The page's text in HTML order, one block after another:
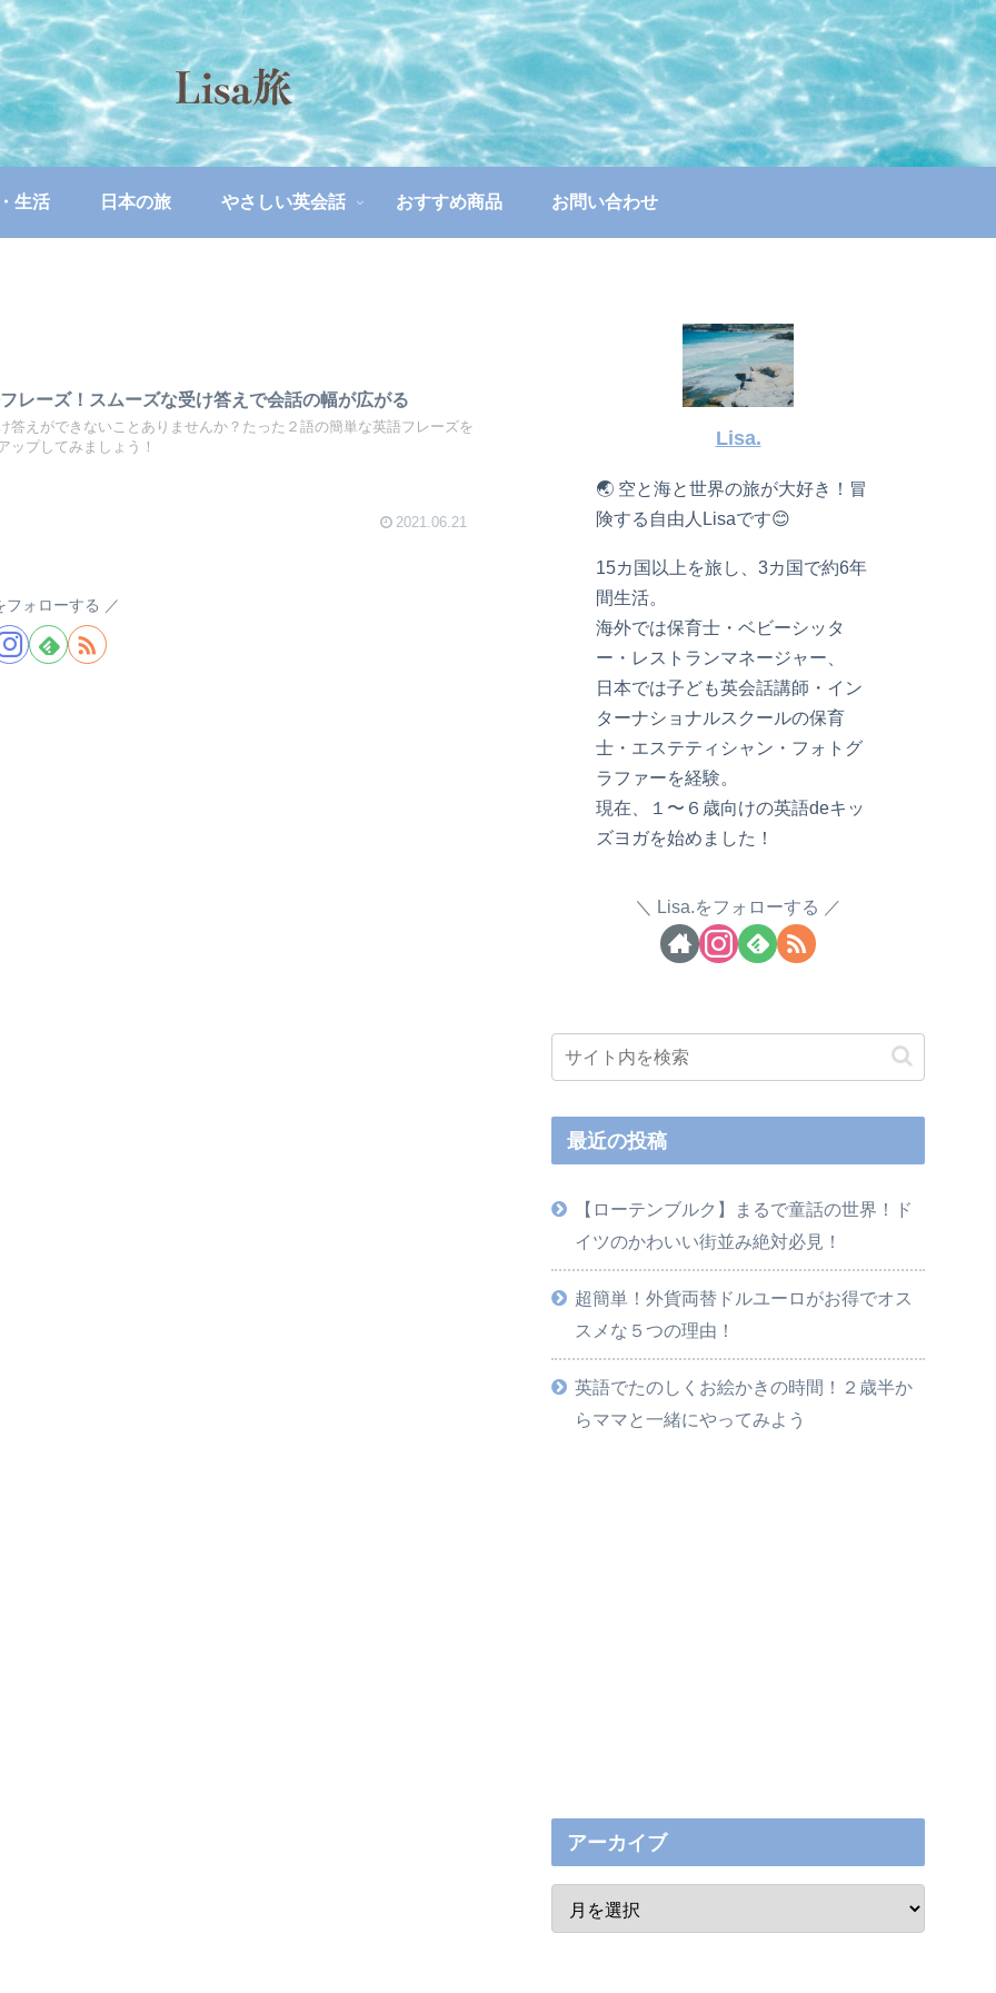
生活 日本の旅 やさしい英会話 おすすめ商品 お問い合わせ
レーズ！スムーズな受け答えで会話の幅が広がる
答えができないことありませんか？たった２語の簡単な英語フレーズを
ップしてみましょう！
2021.06.21
フォローする
Lisa.
🌏 空と海と世界の旅が大好き！冒
険する自由人Lisaです😊
15カ国以上を旅し、3カ国で約6年
間生活。
海外では保育士・ベビーシッタ
ー・レストランマネージャー、
日本では子ども英会話講師・イン
ターナショナルスクールの保育
士・エステティシャン・フォトグ
ラファーを経験。
現在、１〜６歳向けの英語deキッ
ズヨガを始めました！
Lisa.をフォローする
最近の投稿
【ローテンブルク】まるで童話の世界！ド
イツのかわいい街並み絶対必見！
超簡単！外貨両替ドルユーロがお得でオス
スメな５つの理由！
英語でたのしくお絵かきの時間！２歳半か
らママと一緒にやってみよう
アーカイブ